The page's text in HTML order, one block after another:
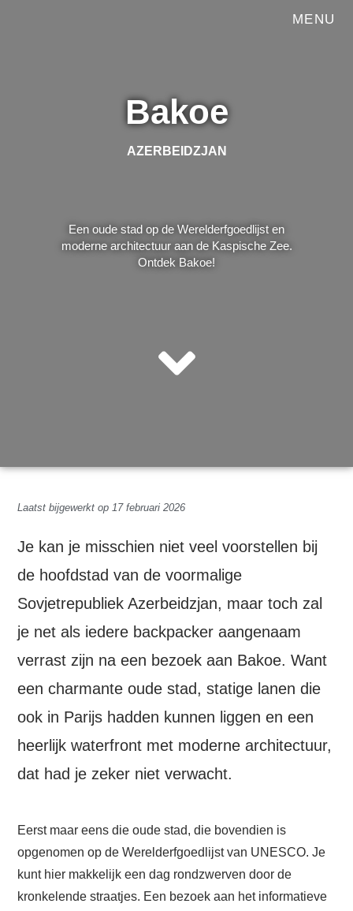
MENU
Bakoe
AZERBEIDZJAN
Een oude stad op de Werelderfgoedlijst en
moderne architectuur aan de Kaspische Zee.
Ontdek Bakoe!
Laatst bijgewerkt op 17 februari 2026
Je kan je misschien niet veel voorstellen bij
de hoofdstad van de voormalige
Sovjetrepubliek Azerbeidzjan, maar toch zal
je net als iedere backpacker aangenaam
verrast zijn na een bezoek aan Bakoe. Want
een charmante oude stad, statige lanen die
ook in Parijs hadden kunnen liggen en een
heerlijk waterfront met moderne architectuur,
dat had je zeker niet verwacht.
Eerst maar eens die oude stad, die bovendien is
opgenomen op de Werelderfgoedlijst van UNESCO. Je
kunt hier makkelijk een dag rondzwerven door de
kronkelende straatjes. Een bezoek aan het informatieve